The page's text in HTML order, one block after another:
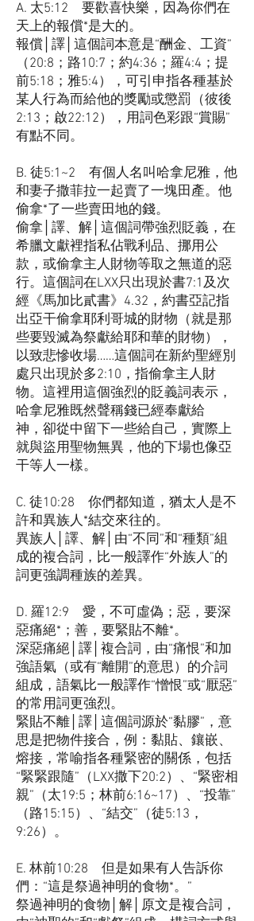
A. 太5:12 要歡喜快樂，因為你們在
天上的報償*是大的。
報償│譯│這個詞本意是“酬金、工資”
（20:8；路10:7；約4:36；羅4:4；提
前5:18；雅5:4），可引申指各種基於
某人行為而給他的獎勵或懲罰（彼後
2:13；啟22:12），用詞色彩跟“賞賜”
有點不同。
B. 徒5:1~2 有個人名叫哈拿尼雅，他
和妻子撒菲拉一起賣了一塊田產。他
偷拿*了一些賣田地的錢。
偷拿│譯、解│這個詞帶強烈貶義，在
希臘文獻裡指私佔戰利品、挪用公
款，或偷拿主人財物等取之無道的惡
行。這個詞在LXX只出現於書7:1及次
經《馬加比貳書》4.32，約書亞記指
出亞干偷拿耶利哥城的財物（就是那
些要毀滅為祭獻給耶和華的財物），
以致悲慘收場……這個詞在新約聖經別
處只出現於多2:10，指偷拿主人財
物。這裡用這個強烈的貶義詞表示，
哈拿尼雅既然聲稱錢已經奉獻給
神，卻從中留下一些給自己，實際上
就與盜用聖物無異，他的下場也像亞
干等人一樣。
C. 徒10:28 你們都知道，猶太人是不
許和異族人*結交來往的。
異族人│譯、解│由“不同”和“種類”組
成的複合詞，比一般譯作“外族人”的
詞更強調種族的差異。
D. 羅12:9 愛，不可虛偽；惡，要深
惡痛絕*；善，要緊貼不離*。
深惡痛絕│譯│複合詞，由“痛恨”和加
強語氣（或有“離開”的意思）的介詞
組成，語氣比一般譯作“憎恨”或“厭惡”
的常用詞更強烈。
緊貼不離│譯│這個詞源於“黏膠”，意
思是把物件接合，例：黏貼、鑲嵌、
熔接，常喻指各種緊密的關係，包括
“緊緊跟隨”（LXX撒下20:2）、“緊密相
親”（太19:5；林前6:16~17）、“投靠”
（路15:15）、“結交”（徒5:13，
9:26）。
E. 林前10:28 但是如果有人告訴你
們：“這是祭過神明的食物*。”
祭過神明的食物│解│原文是複合詞，